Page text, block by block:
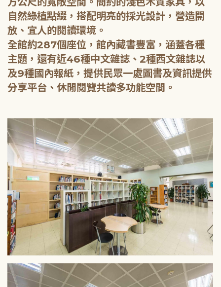
自然綠植點綴，搭配明亮的採光設計，營造開
放、宜人的閱讀環境。
全館約287個座位，館內藏書豐富，涵蓋各種
主題，還有近46種中文雜誌、2種西文雜誌以
及9種國內報紙，提供民眾一處圖書及資訊提供